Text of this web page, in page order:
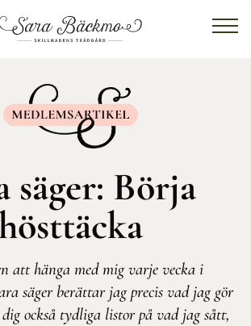
säger: Börja
att hänga med mig varje vecka i
säger berättar jag precis vad jag gör
också tydliga listor på vad jag sått,